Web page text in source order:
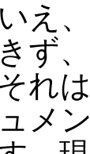
え
ず
れ
メ